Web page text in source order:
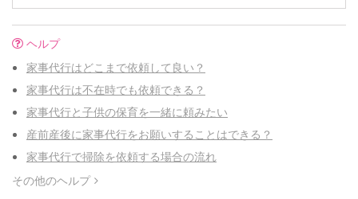
ヘルプ
家事代行はどこまで依頼して良い？
家事代行は不在時でも依頼できる？
家事代行と子供の保育を一緒に頼みたい
産前産後に家事代行をお願いすることはできる？
家事代行で掃除を依頼する場合の流れ
その他のヘルプ